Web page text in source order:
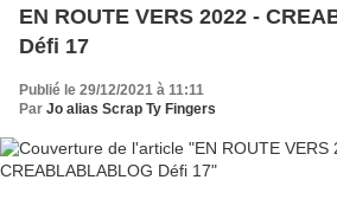
EN ROUTE VERS 2022 -
Défi 17
Publié le 29/12/2021 à 11:11
Par Jo alias Scrap Ty Fingers